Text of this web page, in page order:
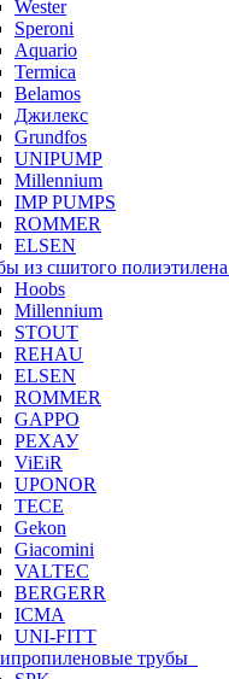
Wester
Speroni
Aquario
Termica
Belamos
Джилекс
Grundfos
UNIPUMP
Millennium
IMP PUMPS
ROMMER
ELSEN
из сшитого полиэтилена
Hoobs
Millennium
STOUT
REHAU
ELSEN
ROMMER
GAPPO
РЕХАУ
ViEiR
UPONOR
TECE
Gekon
Giacomini
VALTEC
BERGERR
ICMA
UNI-FITT
трубы